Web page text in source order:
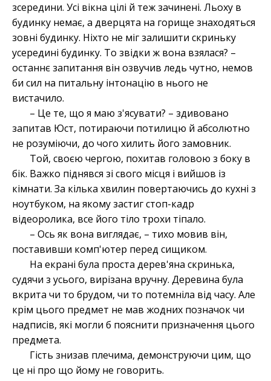
зсередини. Усі вікна цілі й теж зачинені. Льоху в
будинку немає, а дверцята на горище знаходяться
зовні будинку. Ніхто не міг залишити скриньку
усередині будинку. То звідки ж вона взялася? –
останнє запитання він озвучив ледь чутно, немов
би сил на питальну інтонацію в нього не
вистачило.
– Це те, що я маю з'ясувати? – здивовано
запитав Юст, потираючи потилицю й абсолютно
не розуміючи, до чого хилить його замовник.
Той, своєю чергою, похитав головою з боку в
бік. Важко піднявся зі свого місця і вийшов із
кімнати. За кілька хвилин повертаючись до кухні з
ноутбуком, на якому застиг стоп-кадр
відеоролика, все його тіло трохи тіпало.
– Ось як вона виглядає, – тихо мовив він,
поставивши комп'ютер перед сищиком.
На екрані була проста дерев'яна скринька,
судячи з усього, вирізана вручну. Деревина була
вкрита чи то брудом, чи то потемніла від часу. Але
крім цього предмет не мав жодних позначок чи
надписів, які могли б пояснити призначення цього
предмета.
Гість знизав плечима, демонструючи цим, що
це ні про що йому не говорить.